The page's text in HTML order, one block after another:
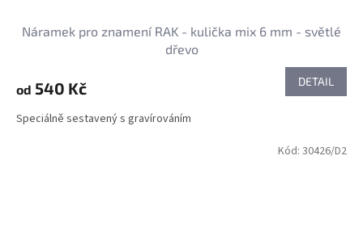
Náramek pro znamení RAK - kulička mix 6 mm - světlé
dřevo
od 540 Kč DETAIL
Speciálně sestavený s gravírováním
Kód: 30426/D2